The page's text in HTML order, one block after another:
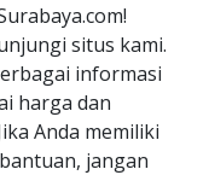
situs kami.
informasi
harga dan
Anda memiliki
jangan